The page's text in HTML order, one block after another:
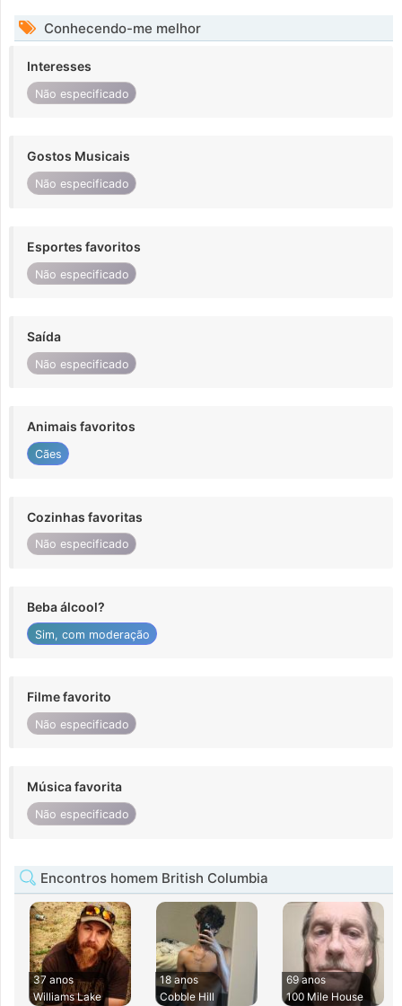
Conhecendo-me melhor
Interesses
Não especificado
Gostos Musicais
Não especificado
Esportes favoritos
Não especificado
Saída
Não especificado
Animais favoritos
Cães
Cozinhas favoritas
Não especificado
Beba álcool?
Sim, com moderação
Filme favorito
Não especificado
Música favorita
Não especificado
Encontros homem British Columbia
37 anos
Williams Lake
18 anos
Cobble Hill
69 anos
100 Mile House